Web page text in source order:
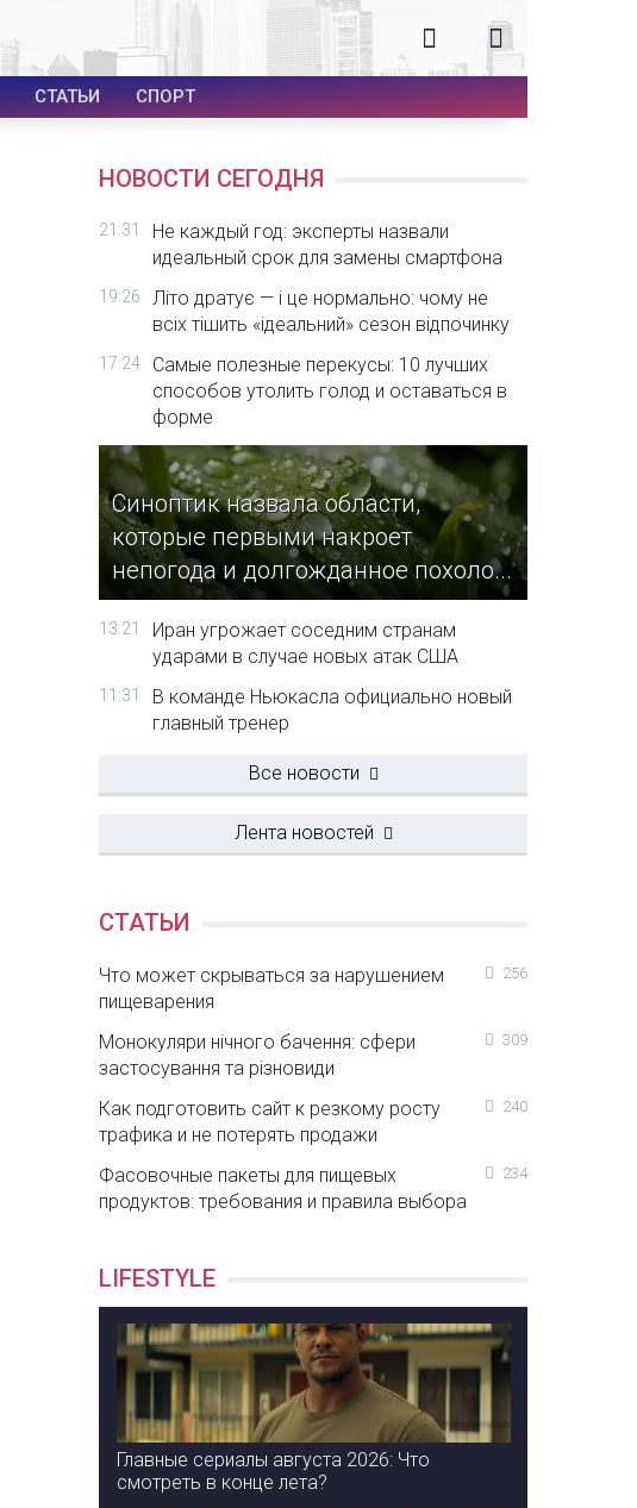
СТАТЬИ СПОРТ
НОВОСТИ СЕГОДНЯ
21:31
Не каждый год: эксперты назвали
идеальный срок для замены смартфона
19:26
Літо дратує — і це нормально: чому не
всіх тішить «ідеальний» сезон відпочинку
17:24
Самые полезные перекусы: 10 лучших
способов утолить голод и оставаться в
форме
Синоптик назвала области,
которые первыми накроет
непогода и долгожданное похоло...
13:21
Иран угрожает соседним странам
ударами в случае новых атак США
11:31
В команде Ньюкасла официально новый
главный тренер
Все новости
Лента новостей
СТАТЬИ
Что может скрываться за нарушением
пищеварения
256
Монокуляри нічного бачення: сфери
застосування та різновиди
309
Как подготовить сайт к резкому росту
трафика и не потерять продажи
240
Фасовочные пакеты для пищевых
продуктов: требования и правила выбора
234
LIFESTYLE
Главные сериалы августа 2026: Что
смотреть в конце лета?